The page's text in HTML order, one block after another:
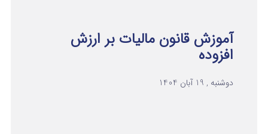
آموزش قانون مالیات بر ارزش
افزوده
دوشنبه , 19 آبان 1404